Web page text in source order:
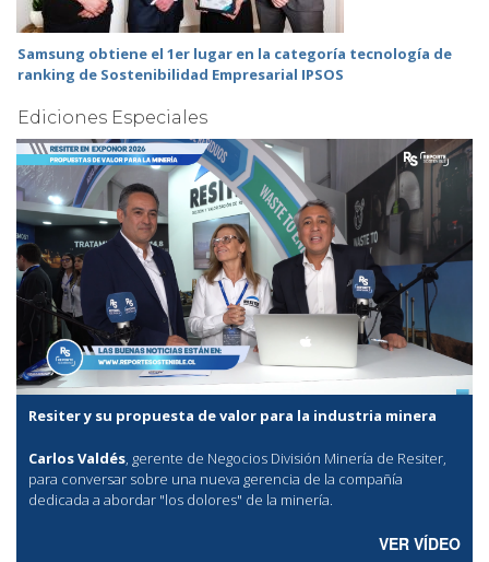
Samsung obtiene el 1er lugar en la categoría tecnología de
ranking de Sostenibilidad Empresarial IPSOS
Ediciones Especiales
Resiter y su propuesta de valor para la industria minera
Carlos Valdés, gerente de Negocios División Minería de Resiter,
para conversar sobre una nueva gerencia de la compañía
dedicada a abordar "los dolores" de la minería.
VER VÍDEO